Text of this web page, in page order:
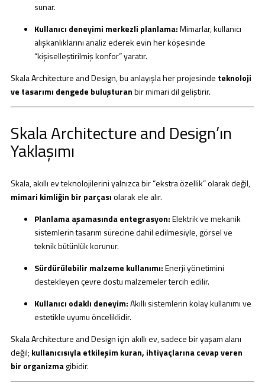
sunar.
Kullanıcı deneyimi merkezli planlama:Mimarlar, kullanıcı
alışkanlıklarını analiz ederek evin her köşesinde
“kişiselleştirilmiş konfor” yaratır.
Skala Architecture and Design, bu anlayışla her projesinde teknoloji
ve tasarımı dengede buluşturanbir mimari dil geliştirir.
Skala Architecture and Design’ın
Yaklaşımı
Skala, akıllı ev teknolojilerini yalnızca bir “ekstra özellik” olarak değil,
mimari kimliğin bir parçasıolarak ele alır.
Planlama aşamasında entegrasyon:Elektrik ve mekanik
sistemlerin tasarım sürecine dahil edilmesiyle, görsel ve
teknik bütünlük korunur.
Sürdürülebilir malzeme kullanımı:Enerji yönetimini
destekleyen çevre dostu malzemeler tercih edilir.
Kullanıcı odaklı deneyim:Akıllı sistemlerin kolay kullanımı ve
estetikle uyumu önceliklidir.
Skala Architecture and Design için akıllı ev, sadece bir yaşam alanı
değil; kullanıcısıyla etkileşim kuran, ihtiyaçlarına cevap veren
bir organizmagibidir.